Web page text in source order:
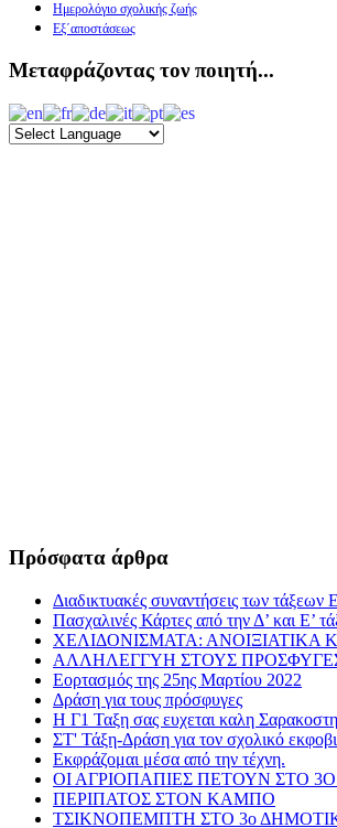
Ημερολόγιο σχολικής ζωής
Εξ΄αποστάσεως
Μεταφράζοντας τον ποιητή...
Πρόσφατα άρθρα
Διαδικτυακές συναντήσεις των
Πασχαλινές Κάρτες από την Δ’ και Ε’
ΧΕΛΙΔΟΝΙΣΜΑΤΑ: ΑΝΟΙΞΙΑΤΙΚΑ
ΑΛΛΗΛΕΓΓΥΗ ΣΤΟΥΣ
Εορτασμός της 25ης Μαρτίου 2022
Δράση για τους πρόσφυγες
Η Γ1 Ταξη σας ευχεται καλη
ΣΤ' Τάξη-Δράση για τον σχολικό
Εκφράζομαι μέσα από την τέχνη.
ΟΙ ΑΓΡΙΟΠΑΠΙΕΣ ΠΕΤΟΥΝ ΣΤΟ
ΠΕΡΙΠΑΤΟΣ ΣΤΟΝ ΚΑΜΠΟ
ΤΣΙΚΝΟΠΕΜΠΤΗ ΣΤΟ 3ο